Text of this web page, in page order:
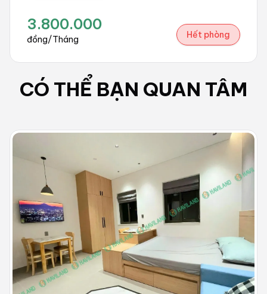
3.800.000
đồng/Tháng Hết phòng
CÓ THỂ BẠN QUAN TÂM